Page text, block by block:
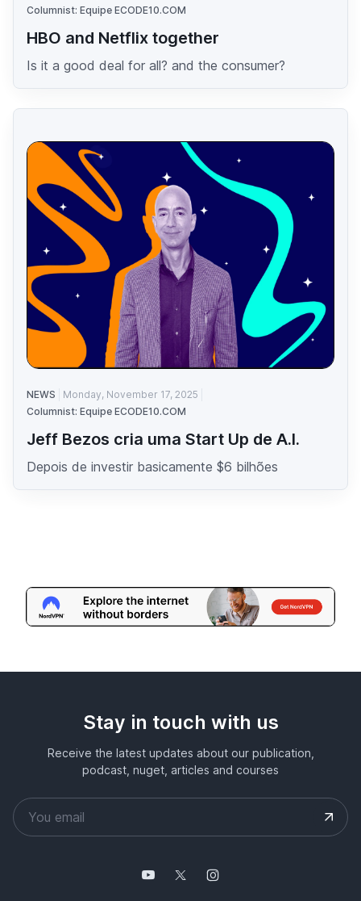
Columnist: Equipe ECODE10.COM
HBO and Netflix together
Is it a good deal for all? and the consumer?
NEWS
Monday, November 17, 2025
Columnist: Equipe ECODE10.COM
Jeff Bezos cria uma Start Up de A.I.
Depois de investir basicamente $6 bilhões
Stay in touch with us
Receive the latest updates about our publication,
podcast, nuget, articles and courses